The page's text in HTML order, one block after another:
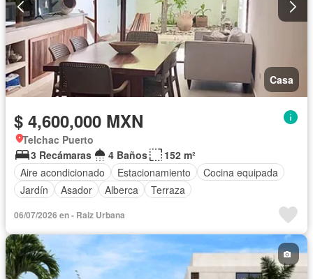
Casa
$ 4,600,000 MXN
Telchac Puerto
3 Recámaras
4 Baños
152 m²
Aire acondicionado
Estacionamiento
Cocina equipada
Jardín
Asador Alberca Terraza
06/07/2026 en - Raiz Urbana